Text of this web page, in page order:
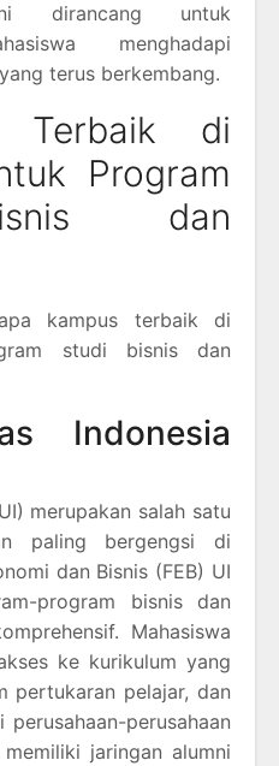
dirancang untuk
menghadapi
terus berkembang.
Terbaik di
Program
dan
kampus terbaik di
studi bisnis dan
Indonesia
merupakan salah satu
paling bergengsi di
dan Bisnis (FEB) UI
program bisnis dan
Mahasiswa
ke kurikulum yang
pertukaran pelajar, dan
perusahaan
jaringan alumni